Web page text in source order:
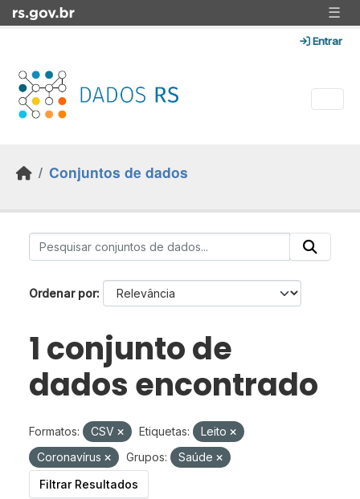
Skip to main content ☰
Entrar
Conjuntos de dados
Ordenar por
1 conjunto de
dados encontrado
Formatos: CSV Etiquetas:
Leito
Coronavírus
Grupos:
Saúde
Filtrar Resultados